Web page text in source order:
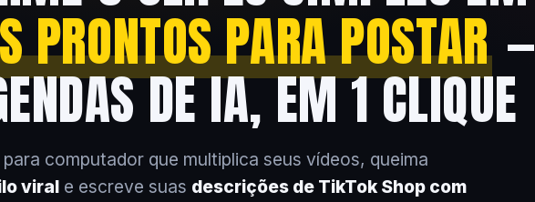
PRONTOS PARA POSTAR —
DE IA, EM 1 CLIQUE
computador que multiplica seus vídeos, queima
viral e escreve suas descrições de TikTok Shop com